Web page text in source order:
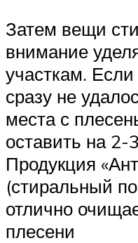
Затем вещи
внимание
участкам.
сразу не
места с
оставить на 2-
Продукция
(стиральный
отлично
плесени